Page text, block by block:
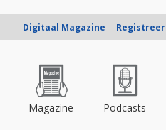
Digitaal Magazine Registreer
Magazine Podcasts